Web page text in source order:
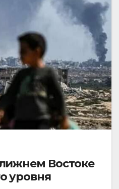
Востоке
уровня